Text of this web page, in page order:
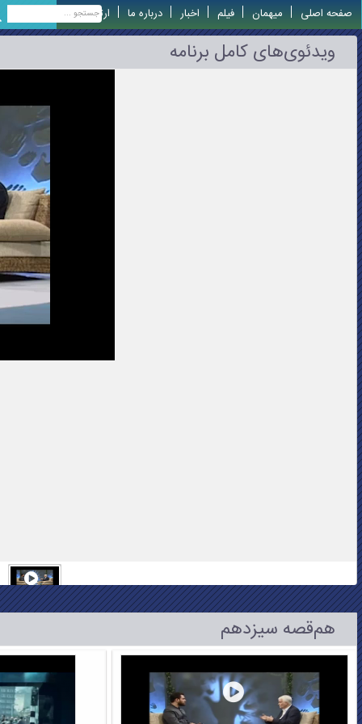
صفحه اصلی میهمان فیلم اخبار درباره ما ارتباط با ما
ویدئوی‌های کامل برنامه‌
هم‌قصه سیزدهم